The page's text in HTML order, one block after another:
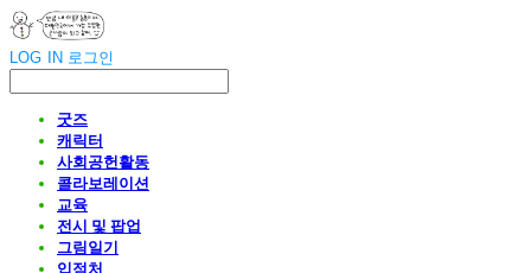
LOG IN 로그인
굿즈
캐릭터
사회공헌활동
콜라보레이션
교육
전시 및 팝업
그림일기
입점처